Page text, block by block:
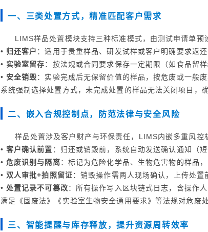
一、三类处置方式，精准匹配客户需求
LIMS样品处置模块支持三种标准模式，由测试申请单预
• 归还客户 ：适用于贵重样品、研发试样或客户明确要求返还
• 实验室留存：按法规或合同要求保存一定期限（如食品留
• 安全销毁：实验完成后无保留价值的样品，按危废或一般废
系统强制选择处置方式，未完成处置的样品无法关闭项目，
二、嵌入合规控制点，防范法律与安全风险
样品处置涉及客户财产与环保责任，LIMS内嵌多重风控
• 客户确认前置 ：归还或销毁前，系统自动发送确认通知（
• 危废识别与隔离：标记为危险化学品、生物危害物的样品
• 双人审批+拍照留证：销毁操作需两人现场确认，上传处置
• 处置记录不可篡改：所有操作写入区块链式日志，含操作
满足《固废法》《实验室生物安全通用要求》等法规对危废
三、智能提醒与库存释放，提升资源周转效率